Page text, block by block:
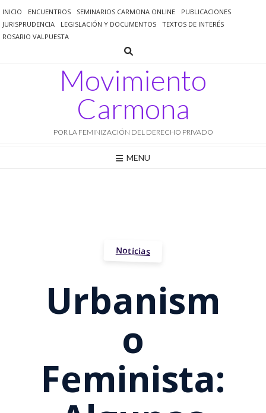
al
contenido
INICIO ENCUENTROS SEMINARIOS CARMONA ONLINE
PUBLICACIONES
JURISPRUDENCIA
LEGISLACIÓN Y DOCUMENTOS
TEXTOS DE INTERÉS
ROSARIO VALPUESTA
Movimiento
Carmona
POR LA FEMINIZACIÓN DEL DERECHO PRIVADO
MENU
Noticias
Urbanism
O
Feminista: